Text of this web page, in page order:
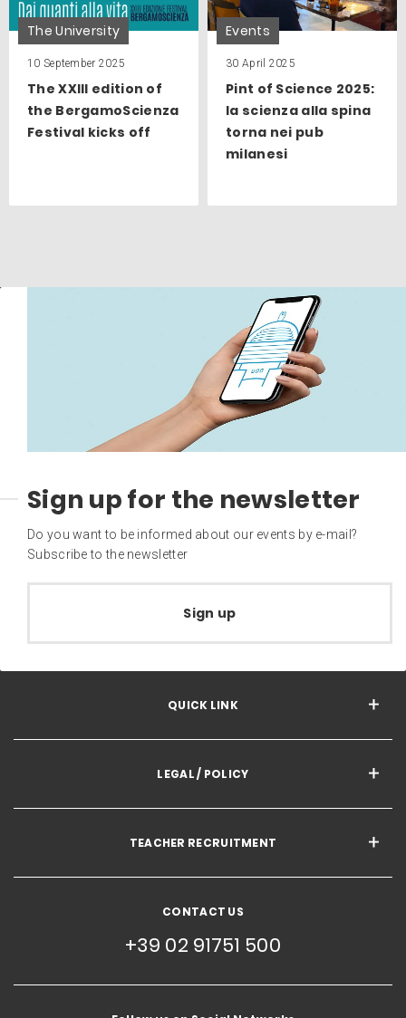
The University
10 September 2025
The XXIII edition of
the BergamoScienza
Festival kicks off
Events
30 April 2025
Pint of Science 2025:
la scienza alla spina
torna nei pub
milanesi
Sign up for the newsletter
Do you want to be informed about our events by e-mail?
Subscribe to the newsletter
Sign up
QUICK LINK
LEGAL / POLICY
TEACHER RECRUITMENT
CONTACT US
+39 02 91751 500